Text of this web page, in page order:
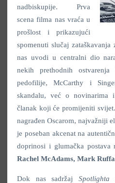
nadbiskupije. Prva
scena filma nas vraća u
prošlost i prikazujući
spomenuti slučaj
nas uvodi u centralni dio
nekih prethodnih
pedofilije, McCarthy i
skandalu, već o novinarima
članak koji će promijeniti
nagrađen Oscarom, najvažniji
je poseban akcenat na
doprinosi i glumačka postava
Rachel McAdams, Mark
Dok nas sadržaj Spotlighta